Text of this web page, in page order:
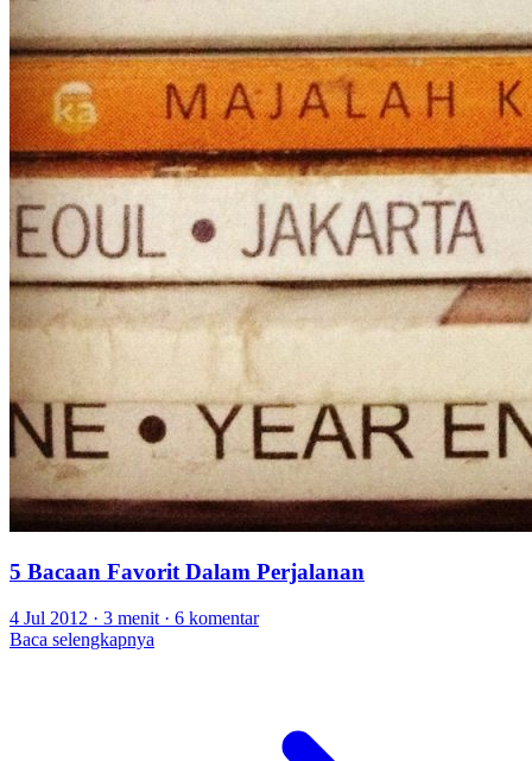
5 Bacaan Favorit Dalam Perjalanan
4 Jul 2012 · 3 menit · 6 komentar
Baca selengkapnya